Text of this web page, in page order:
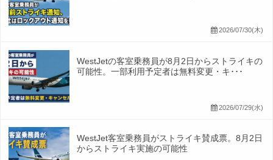
2026/07/30(木)
WestJetの客室乗務員が8月2日からストライキの
可能性。一部利用予定者は無料変更・キ･･･
2026/07/29(水)
WestJet客室乗務員がストライキ賛成票。8月2日
からストライキ実施の可能性